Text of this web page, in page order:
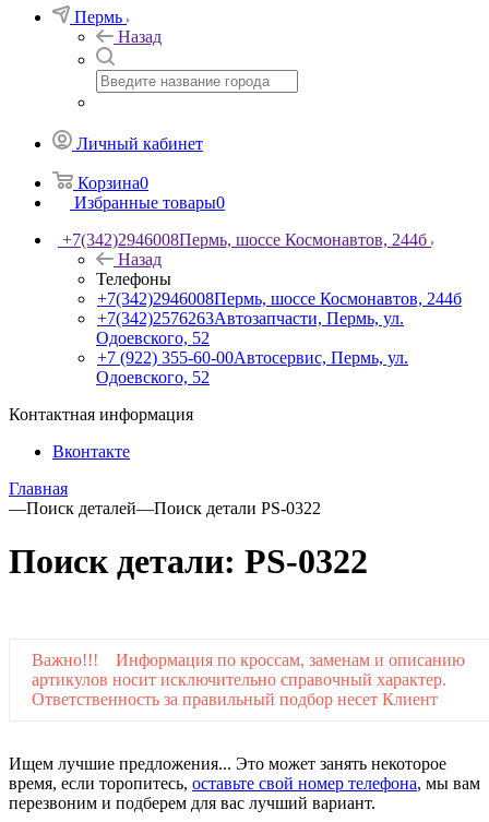
Пермь
Назад
Личный кабинет
Корзина0
Избранные товары0
+7(342)2946008Пермь, шоссе Космонавтов, 244б
Назад
Телефоны
+7(342)2946008Пермь, шоссе Космонавтов, 244б
+7(342)2576263Автозапчасти, Пермь, ул.
Одоевского, 52
+7 (922) 355-60-00Автосервис, Пермь, ул.
Одоевского, 52
Контактная информация
Вконтакте
Главная
—Поиск деталей—Поиск детали PS-0322
Поиск детали: PS-0322
Важно!!! Информация по кроссам, заменам и описанию
артикулов носит исключительно справочный характер.
Ответственность за правильный подбор несет Клиент
Ищем лучшие предложения... Это может занять некоторое
время, если торопитесь, оставьте свой номер телефона, мы вам
перезвоним и подберем для вас лучший вариант.